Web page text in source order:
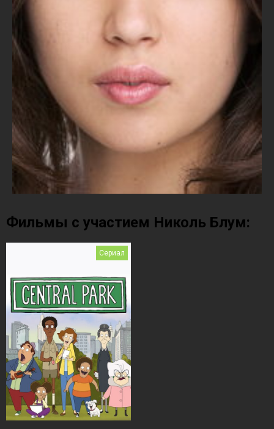
Фильмы с участием Николь Блум:
Сериал